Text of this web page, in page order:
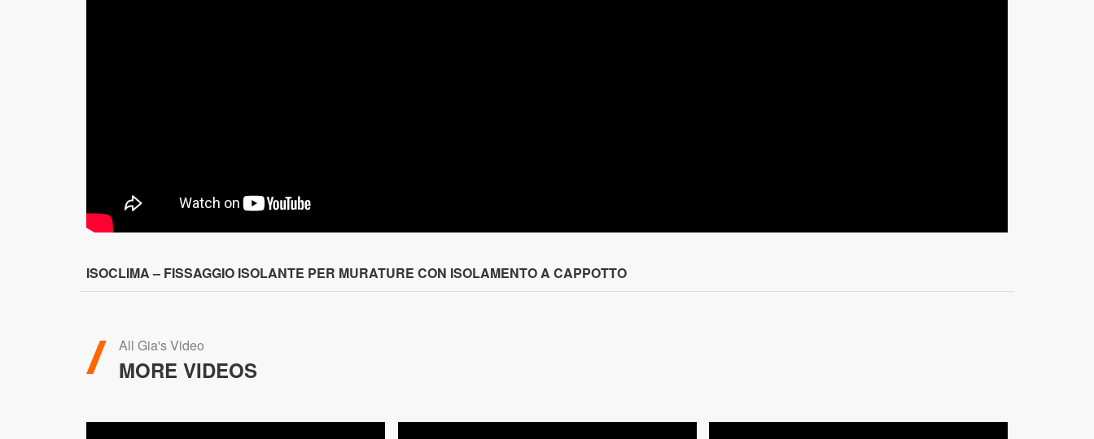
ISOCLIMA – FISSAGGIO ISOLANTE PER MURATURE CON ISOLAMENTO A CAPPOTTO
All Gia's Video
MORE VIDEOS